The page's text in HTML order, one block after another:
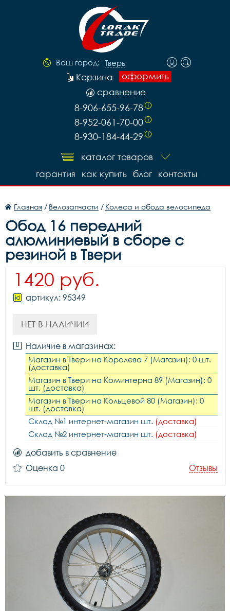
Ваш город: Тверь
оформить
Корзина
сравнение
8-906-655-96-78 i
8-952-061-70-00 i
8-930-184-44-29 i
каталог товаров
контакты
блог
как купить
гарантия
Главная / Велозапчасти / Колеса и обода велосипеда
Обод 16 передний
алюминиевый в сборе с
резиной в Твери
1420 руб.
артикул: 95349
НЕТ В НАЛИЧИИ
Наличие в магазинах:
Магазин в Твери на Королева 7 (Магазин): 0 шт.
(доставка)
Магазин в Твери на Коминтерна 89 (Магазин): 0
шт. (доставка)
Магазин в Твери на Кольцевой 80 (Магазин): 0
шт. (доставка)
Склад №1 интернет-магазин шт. (доставка)
Склад №2 интернет-магазин шт. (доставка)
добавить в сравнение
Оценка 0
Отзывы